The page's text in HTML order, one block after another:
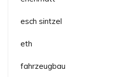
esch sintzel
eth
fahrzeugbau